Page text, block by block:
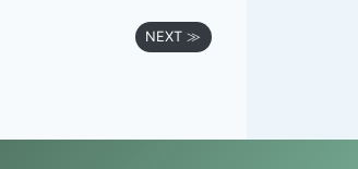
NEXT ≫